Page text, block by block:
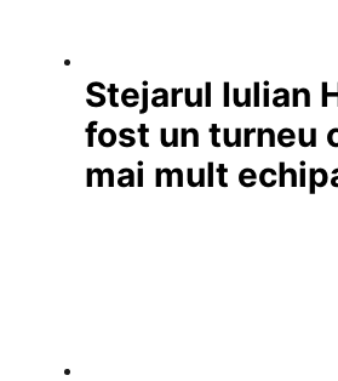
Stejarul Iulian
fost un turneu
mai mult